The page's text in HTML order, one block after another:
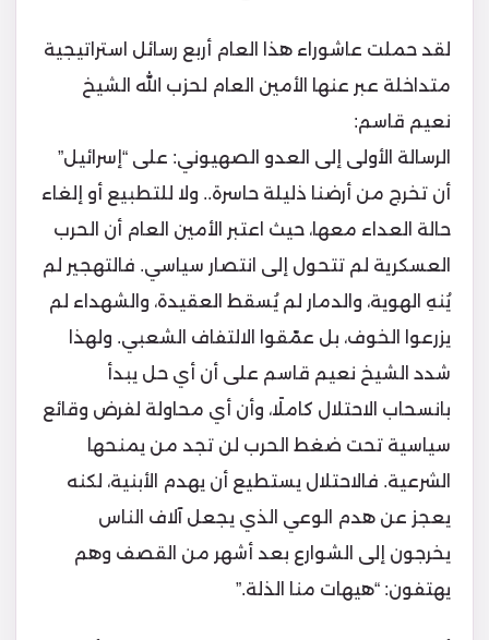
لقد حملت عاشوراء هذا العام أربع رسائل استراتيجية
متداخلة عبر عنها الأمين العام لحزب الله الشيخ
نعيم قاسم:
الرسالة الأولى إلى العدو الصهيوني: على “إسرائيل”
أن تخرج من أرضنا ذليلة حاسرة.. ولا للتطبيع أو إلغاء
حالة العداء معها، حيث اعتبر الأمين العام أن الحرب
العسكرية لم تتحول إلى انتصار سياسي. فالتهجير لم
يُنهِ الهوية، والدمار لم يُسقط العقيدة، والشهداء لم
يزرعوا الخوف، بل عمّقوا الالتفاف الشعبي. ولهذا
شدد الشيخ نعيم قاسم على أن أي حل يبدأ
بانسحاب الاحتلال كاملًا، وأن أي محاولة لفرض وقائع
سياسية تحت ضغط الحرب لن تجد من يمنحها
الشرعية. فالاحتلال يستطيع أن يهدم الأبنية، لكنه
يعجز عن هدم الوعي الذي يجعل آلاف الناس
يخرجون إلى الشوارع بعد أشهر من القصف وهم
يهتفون: “هيهات منا الذلة.”